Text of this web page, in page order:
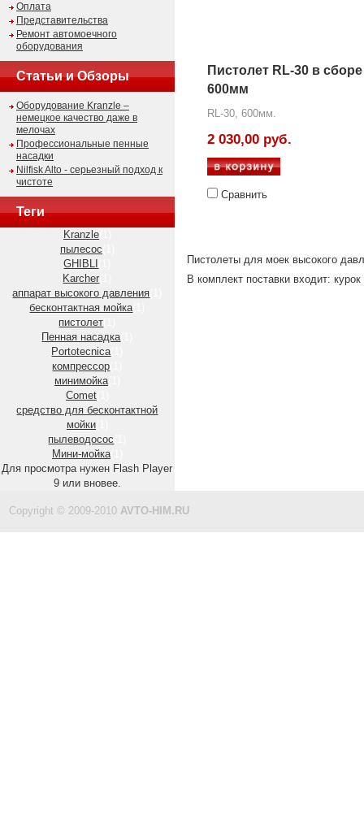
Оплата
Представительства
Ремонт автомоечного
оборудования
Статьи и Обзоры
Оборудование Kranzle –
немецкое качество даже в
мелочах
Профессиональные пенные
насадки
Nilfisk Alto - серьезный подход к
чистоте
Теги
Kranzle
пылесос
GHIBLI
Karcher
аппарат высокого давления
бесконтактная мойка(1)
пистолет
Пенная насадка(1)
Portotecnica(1)
компрессор
минимойка(1)
Comet
средство для бесконтактной
мойки
пылеводосос
Мини-мойка(1)
Для просмотра нужен Flash Player
9 или вновее.
Пистолет RL-30 в сборе
600мм
RL-30, 600мм.
2 030,00 руб.
Сравнить
Пистолеты для моек высокого
В комплект поставки входит:
Copyright © 2009-2010 AVTO-HIM.RU